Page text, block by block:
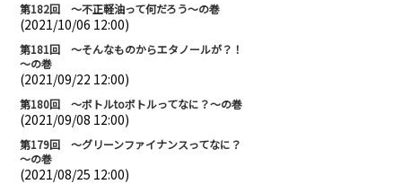
第182回 ～不正軽油って何だろう～の巻
(2021/10/06 12:00)
第181回 ～そんなものからエタノールが？！
～の巻
(2021/09/22 12:00)
第180回 ～ボトルtoボトルってなに？～の巻
(2021/09/08 12:00)
第179回 ～グリーンファイナンスってなに？
～の巻
(2021/08/25 12:00)